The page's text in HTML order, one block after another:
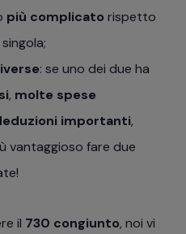
più complicato rispetto
: se uno dei due ha
, molte spese
importanti,
vantaggioso fare due
il 730 congiunto, noi vi